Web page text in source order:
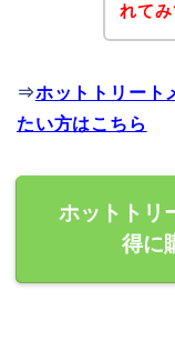
れて
⇒ホットトリート
たい方はこちら
ホットトリ
得に